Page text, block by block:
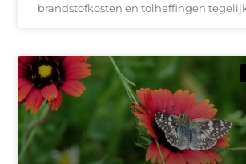
brandstofkosten en tolheffingen